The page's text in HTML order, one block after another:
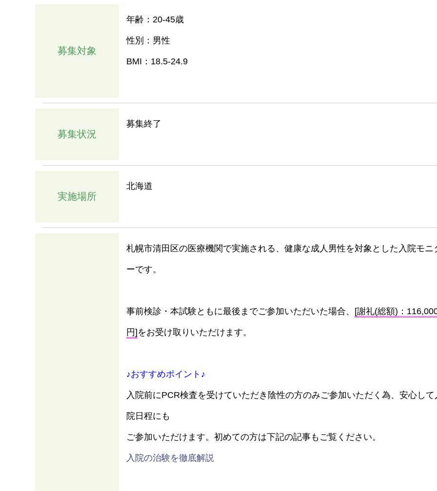
募集対象
年齢：20-45歳
性別：男性
BMI：18.5-24.9
募集状況
募集終了
実施場所
北海道
札幌市清田区の医療機関で実施される、健康な成人男性を対象とした入院モニ
ーです。
事前検診・本試験ともに最後までご参加いただいた場合、 [謝礼(総額)：
円] をお受け取りいただけます。
♪おすすめポイント♪
入院前にPCR検査を受けていただき陰性の方のみご参加いただく為、安心して
院日程にも
ご参加いただけます。初めての方は下記の記事もご覧ください。
入院の治験を徹底解説